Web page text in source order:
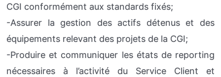
CGI conformément aux standards fixés;
-Assurer la gestion des actifs détenus et des
équipements relevant des projets de la CGI;
-Produire et communiquer les états de reporting
nécessaires à l’activité du Service Client et